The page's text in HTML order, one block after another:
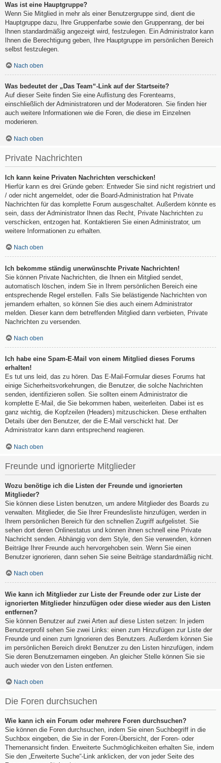
Was ist eine Hauptgruppe?
Wenn Sie Mitglied in mehr als einer Benutzergruppe sind, dient die
Hauptgruppe dazu, Ihre Gruppenfarbe sowie den Gruppenrang, der bei
Ihnen standardmäßig angezeigt wird, festzulegen. Ein Administrator kann
Ihnen die Berechtigung geben, Ihre Hauptgruppe im persönlichen Bereich
selbst festzulegen.
Nach oben
Was bedeutet der „Das Team“-Link auf der Startseite?
Auf dieser Seite finden Sie eine Auflistung des Forenteams,
einschließlich der Administratoren und der Moderatoren. Sie finden hier
auch weitere Informationen wie die Foren, die diese im Einzelnen
moderieren.
Nach oben
Private Nachrichten
Ich kann keine Privaten Nachrichten verschicken!
Hierfür kann es drei Gründe geben: Entweder Sie sind nicht registriert und
/ oder nicht angemeldet, oder die Board-Administration hat Private
Nachrichten für das komplette Forum ausgeschaltet. Außerdem könnte es
sein, dass der Administrator Ihnen das Recht, Private Nachrichten zu
verschicken, entzogen hat. Kontaktieren Sie einen Administrator, um
weitere Informationen zu erhalten.
Nach oben
Ich bekomme ständig unerwünschte Private Nachrichten!
Sie können Private Nachrichten, die Ihnen ein Mitglied sendet,
automatisch löschen, indem Sie in Ihrem persönlichen Bereich eine
entsprechende Regel erstellen. Falls Sie belästigende Nachrichten von
jemandem erhalten, so können Sie dies auch einem Administrator
melden. Dieser kann dem betreffenden Mitglied dann verbieten, Private
Nachrichten zu versenden.
Nach oben
Ich habe eine Spam-E-Mail von einem Mitglied dieses Forums
erhalten!
Es tut uns leid, das zu hören. Das E-Mail-Formular dieses Forums hat
einige Sicherheitsvorkehrungen, die Benutzer, die solche Nachrichten
senden, identifizieren sollen. Sie sollten einem Administrator die
komplette E-Mail, die Sie bekommen haben, weiterleiten. Dabei ist es
ganz wichtig, die Kopfzeilen (Headers) mitzuschicken. Diese enthalten
Details über den Benutzer, der die E-Mail verschickt hat. Der
Administrator kann dann entsprechend reagieren.
Nach oben
Freunde und ignorierte Mitglieder
Wozu benötige ich die Listen der Freunde und ignorierten
Mitglieder?
Sie können diese Listen benutzen, um andere Mitglieder des Boards zu
verwalten. Mitglieder, die Sie Ihrer Freundesliste hinzufügen, werden in
Ihrem persönlichen Bereich für den schnellen Zugriff aufgelistet. Sie
sehen dort deren Onlinestatus und können ihnen schnell eine Private
Nachricht senden. Abhängig von dem Style, den Sie verwenden, können
Beiträge Ihrer Freunde auch hervorgehoben sein. Wenn Sie einen
Benutzer ignorieren, dann sehen Sie seine Beiträge standardmäßig nicht.
Nach oben
Wie kann ich Mitglieder zur Liste der Freunde oder zur Liste der
ignorierten Mitglieder hinzufügen oder diese wieder aus den Listen
entfernen?
Sie können Benutzer auf zwei Arten auf diese Listen setzen: In jedem
Benutzerprofil sehen Sie zwei Links: einen zum Hinzufügen zur Liste der
Freunde und einen zum Ignorieren des Benutzers. Außerdem können Sie
im persönlichen Bereich direkt Benutzer zu den Listen hinzufügen, indem
Sie deren Benutzernamen eingeben. An gleicher Stelle können Sie sie
auch wieder von den Listen entfernen.
Nach oben
Die Foren durchsuchen
Wie kann ich ein Forum oder mehrere Foren durchsuchen?
Sie können die Foren durchsuchen, indem Sie einen Suchbegriff in die
Suchbox eingeben, die Sie in der Foren-Übersicht, der Foren- oder
Themenansicht finden. Erweiterte Suchmöglichkeiten erhalten Sie, indem
Sie den „Erweiterte Suche“-Link anklicken, der von jeder Seite des